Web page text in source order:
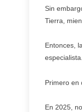
Sin
Tierra,
Entonces,
especialista.
Primero en
En 2025,